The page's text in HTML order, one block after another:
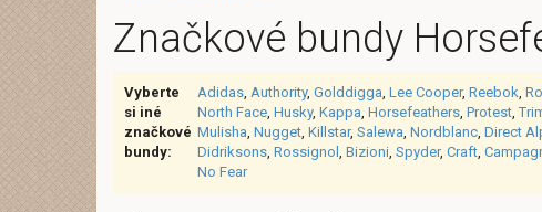
Značkové bundy
Vyberte
si iné
značkové
bundy:
Adidas, Authority, Golddigga, Lee Cooper, Reebok,
North Face, Husky, Kappa, Horsefeathers, Protest,
Mulisha, Nugget, Killstar, Salewa, Nordblanc, Direct
Didriksons, Rossignol , Bizioni, Spyder, Craft,
No Fear